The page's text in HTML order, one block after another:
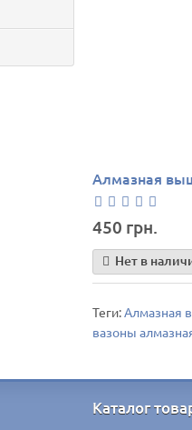
Алмазная
450 грн.
Нет в
Теги:Алмазная
вазоны
Каталог